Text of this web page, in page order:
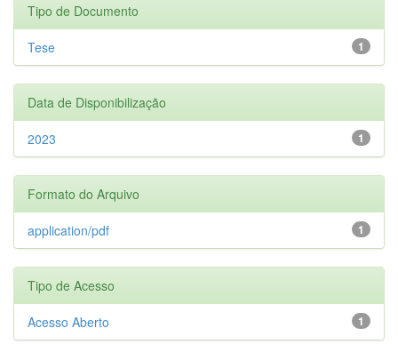
Tipo de Documento
1
Tese
Data de Disponibilização
1
2023
Formato do Arquivo
1
application/pdf
Tipo de Acesso
1
Acesso Aberto